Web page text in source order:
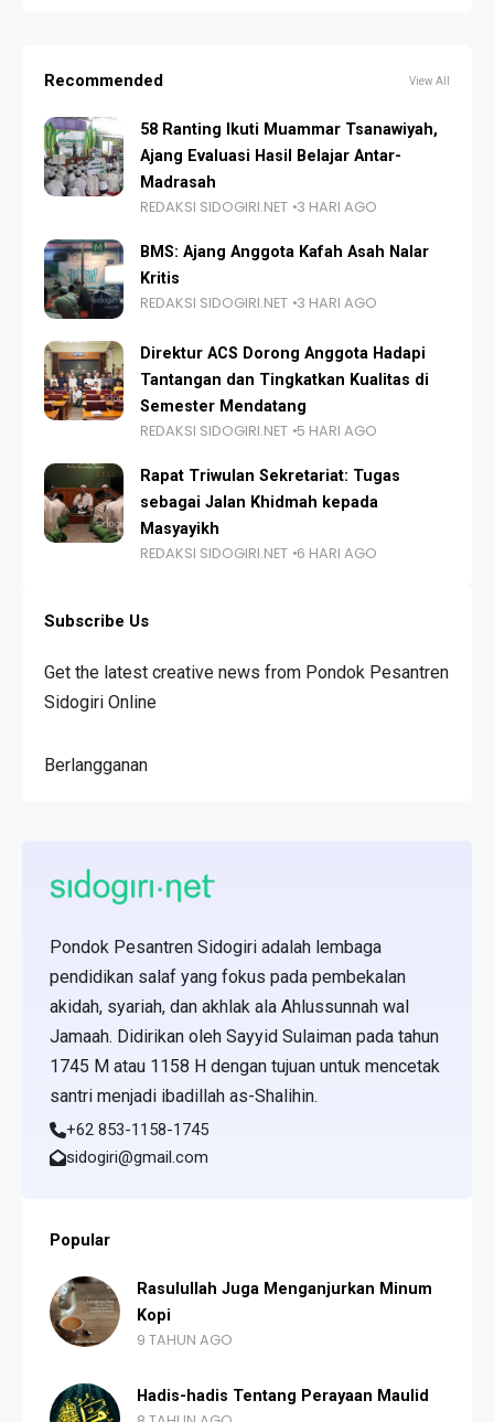
Recommended View All
58 Ranting Ikuti Muammar Tsanawiyah,
Ajang Evaluasi Hasil Belajar Antar-
Madrasah
REDAKSI SIDOGIRI.NET 3 HARI AGO
BMS: Ajang Anggota Kafah Asah Nalar
Kritis
REDAKSI SIDOGIRI.NET 3 HARI AGO
Direktur ACS Dorong Anggota Hadapi
Tantangan dan Tingkatkan Kualitas di
Semester Mendatang
REDAKSI SIDOGIRI.NET 5 HARI AGO
Rapat Triwulan Sekretariat: Tugas
sebagai Jalan Khidmah kepada
Masyayikh
REDAKSI SIDOGIRI.NET 6 HARI AGO
Subscribe Us
Get the latest creative news from Pondok Pesantren
Sidogiri Online
Berlangganan
Pondok Pesantren Sidogiri adalah lembaga
pendidikan salaf yang fokus pada pembekalan
akidah, syariah, dan akhlak ala Ahlussunnah wal
Jamaah. Didirikan oleh Sayyid Sulaiman pada tahun
1745 M atau 1158 H dengan tujuan untuk mencetak
santri menjadi ibadillah as-Shalihin.
+62 853-1158-1745
sidogiri@gmail.com
Popular
Rasulullah Juga Menganjurkan Minum
Kopi
9 TAHUN AGO
Hadis-hadis Tentang Perayaan Maulid